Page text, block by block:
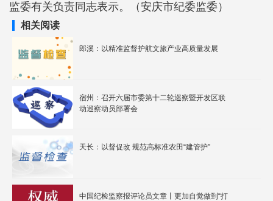
监委有关负责同志表示。（安庆市纪委监委）
相关阅读
郎溪：以精准监督护航文旅产业高质量发展
宿州：召开六届市委第十二轮巡察暨开发区联
动巡察动员部署会
天长：以督促改 规范高标准农田“建管护”
中国纪检监察报评论员文章丨更加自觉做到“打